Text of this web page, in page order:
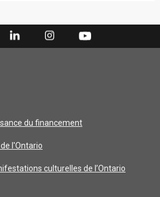
du financement
l'Ontario
culturelles de l’Ontario